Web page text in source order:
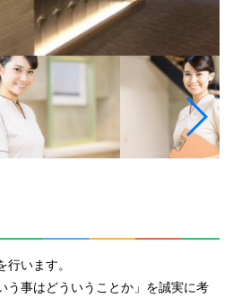
います。
う事はどういうことか」を誠実に考